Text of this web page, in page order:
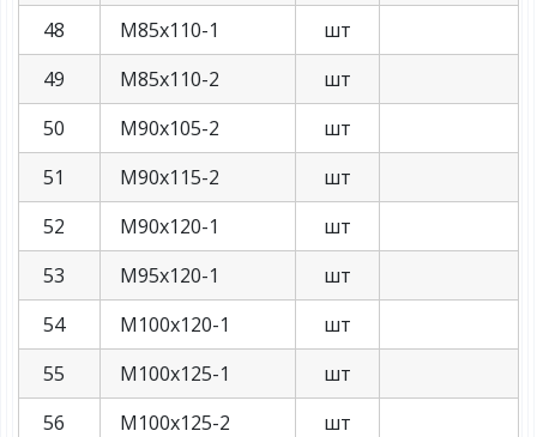
48 М85х110-1
шт
49
М85х110-2
шт
50
М90х105-2
шт
51
М90х115-2
шт
52
М90х120-1
шт
53
М95х120-1
шт
54
М100х120-1
шт
55
М100х125-1
шт
56
М100х125-2
шт